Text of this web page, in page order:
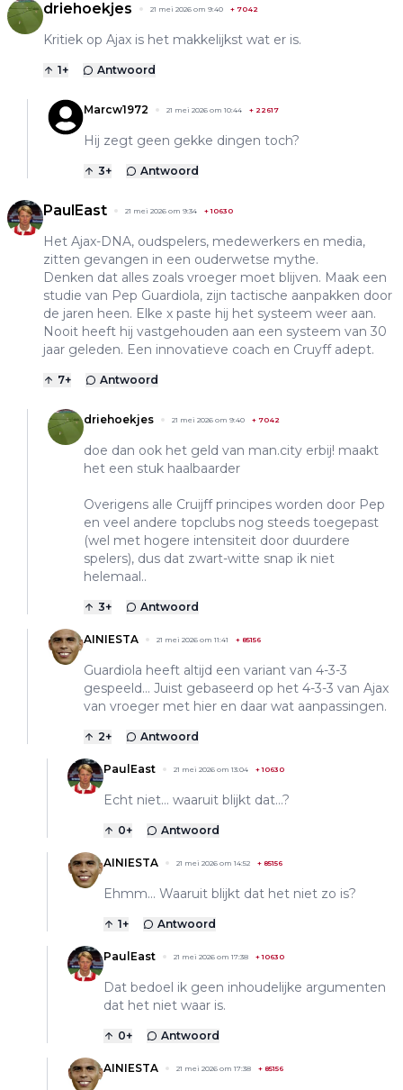
driehoekjes 21 mei 2026 om 9:40 + 7042
Kritiek op Ajax is het makkelijkst wat er is.
1+ Antwoord
Marcw1972 21 mei 2026 om 10:44 + 22617
Hij zegt geen gekke dingen toch?
3+ Antwoord
PaulEast 21 mei 2026 om 9:34 +10630
Het Ajax-DNA, oudspelers, medewerkers en media,
zitten gevangen in een ouderwetse mythe.
Denken dat alles zoals vroeger moet blijven. Maak een
studie van Pep Guardiola, zijn tactische aanpakken door
de jaren heen. Elke x paste hij het systeem weer aan.
Nooit heeft hij vastgehouden aan een systeem van 30
jaar geleden. Een innovatieve coach en Cruyff adept.
7+ Antwoord
driehoekjes 21 mei 2026 om 9:40 + 7042
doe dan ook het geld van man.city erbij! maakt
het een stuk haalbaarder
Overigens alle Cruijff principes worden door Pep
en veel andere topclubs nog steeds toegepast
(wel met hogere intensiteit door duurdere
spelers), dus dat zwart-witte snap ik niet
helemaal..
3+ Antwoord
AINIESTA 21 mei 2026 om 11:41 + 85156
Guardiola heeft altijd een variant van 4-3-3
gespeeld... Juist gebaseerd op het 4-3-3 van Ajax
van vroeger met hier en daar wat aanpassingen.
2+ Antwoord
PaulEast 21 mei 2026 om 13:04 +10630
Echt niet… waaruit blijkt dat…?
0+ Antwoord
AINIESTA 21 mei 2026 om 14:52 + 85156
Ehmm... Waaruit blijkt dat het niet zo is?
1+ Antwoord
PaulEast 21 mei 2026 om 17:38 +10630
Dat bedoel ik geen inhoudelijke argumenten
dat het niet waar is.
0+ Antwoord
AINIESTA 21 mei 2026 om 17:38 + 85156